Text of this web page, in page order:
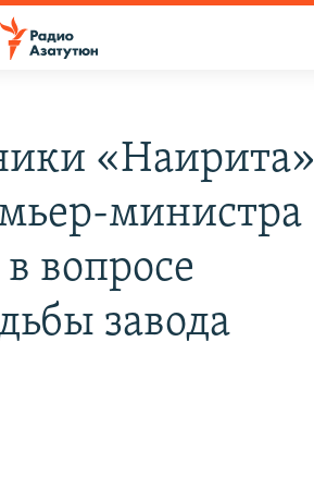
«Наирита»
министра
вопросе
завода